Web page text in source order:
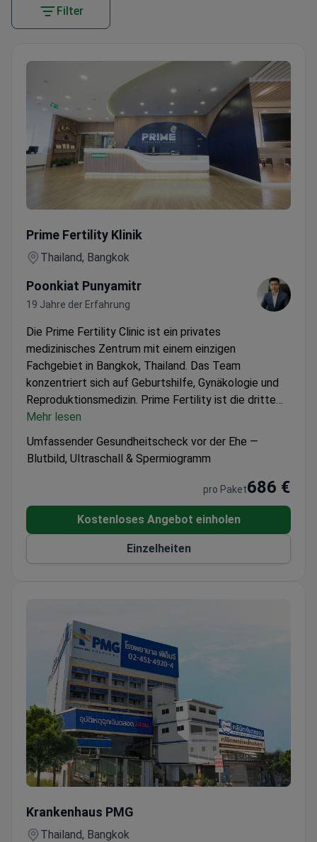
Filter
Prime Fertility Klinik
Thailand, Bangkok
Poonkiat Punyamitr
19 Jahre der Erfahrung
Die Prime Fertility Clinic ist ein privates
medizinisches Zentrum mit einem einzigen
Fachgebiet in Bangkok, Thailand. Das Team
konzentriert sich auf Geburtshilfe, Gynäkologie und
Reproduktionsmedizin. Prime Fertility ist die dritte
eigenständige Klinik in Thailand und die sechste
weltweit, die die JCI-Akkreditierung für ambulante
Versorgung erhalten hat. Die Klinik behandelt
ausschließlich Erwachsene. Jedes Jahr entscheiden
sich 4.000 Patienten für ihre medizinische
besuchen Patienten aus Asien, den USA, Kanada und
Australien die Klinik.
Mehr lesen
Umfassender Gesundheitscheck vor der Ehe —
Blutbild, Ultraschall & Spermiogramm
pro Paket686 €
Kostenloses Angebot einholen
Einzelheiten
Krankenhaus PMG
Thailand, Bangkok